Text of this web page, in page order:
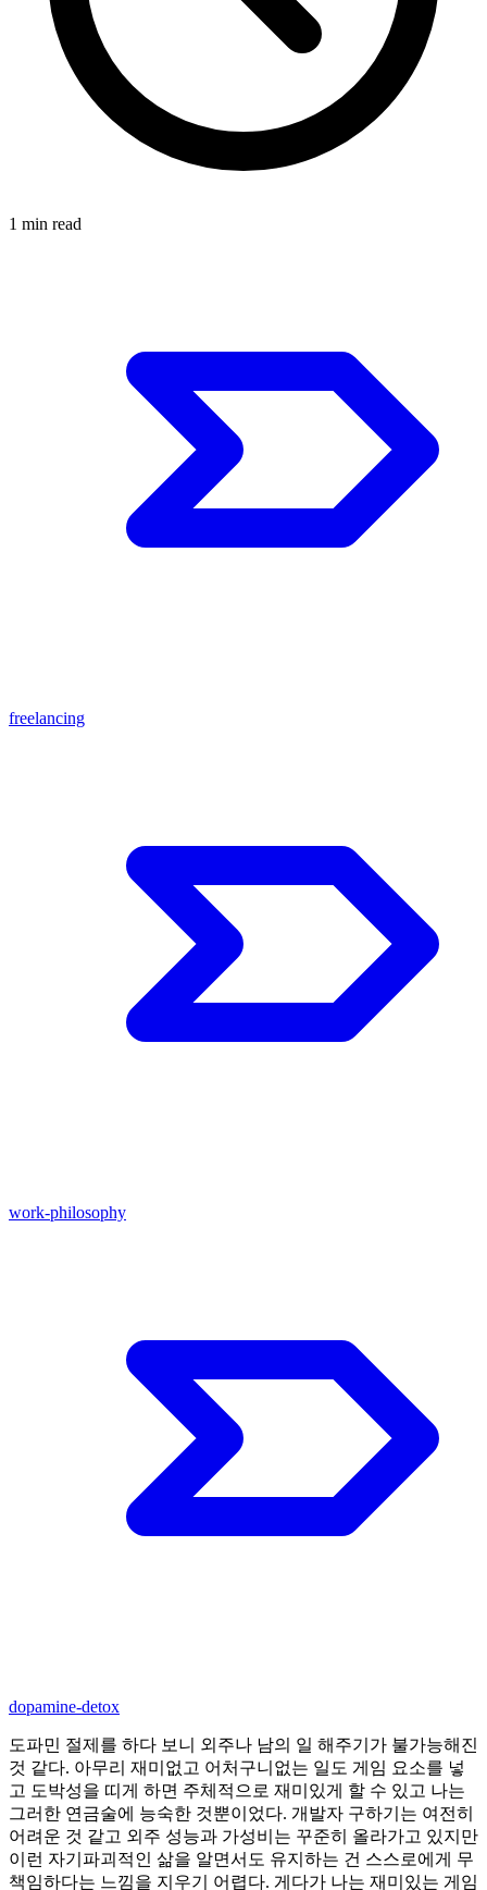
1 min read
freelancing
work-philosophy
dopamine-detox
도파민 절제를 하다 보니 외주나 남의 일 해주기가 불가능해진
것 같다. 아무리 재미없고 어처구니없는 일도 게임 요소를 넣
고 도박성을 띠게 하면 주체적으로 재미있게 할 수 있고 나는
그러한 연금술에 능숙한 것뿐이었다. 개발자 구하기는 여전히
어려운 것 같고 외주 성능과 가성비는 꾸준히 올라가고 있지만
이런 자기파괴적인 삶을 알면서도 유지하는 건 스스로에게 무
책임하다는 느낌을 지우기 어렵다. 게다가 나는 재미있는 게임